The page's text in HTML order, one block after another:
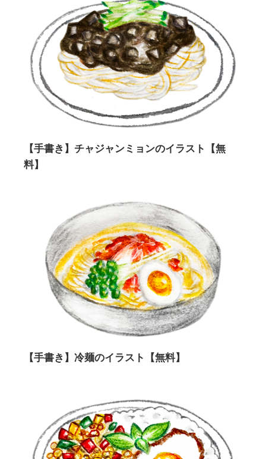
【手書き】チャジャンミョンのイラスト【無
料】
【手書き】冷麺のイラスト【無料】